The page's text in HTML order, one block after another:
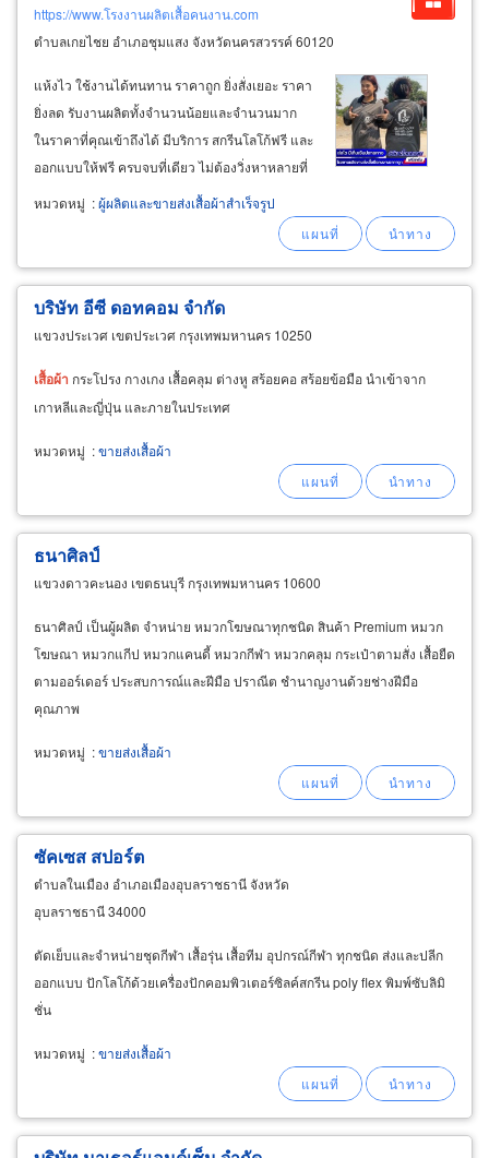
https://www.โรงงานผลิตเสื้อคนงาน.com
ตำบลเกยไชย อำเภอชุมแสง จังหวัดนครสวรรค์ 60120
แห้งไว ใช้งานได้ทนทาน ราคาถูก ยิ่งสั่งเยอะ ราคา
ยิ่งลด รับงานผลิตทั้งจำนวนน้อยและจำนวนมาก
ในราคาที่คุณเข้าถึงได้ มีบริการ สกรีนโลโก้ฟรี และ
ออกแบบให้ฟรี ครบจบที่เดียว ไม่ต้องวิ่งหาหลายที่
พร้อมให้บริการ จัดส่งทั่วประเทศ รวดเร็ว ทันเวลา
งานผลิตเสื้อของเรา มีให้เลือกมากกว่า 20 สี ครบ
หมวดหมู่ :ผู้ผลิตและขายส่งเสื้อผ้าสำเร็จรูป
บริษัท อีซี ดอทคอม จำกัด
แขวงประเวศ เขตประเวศ กรุงเทพมหานคร 10250
เสื้อผ้า กระโปรง กางเกง เสื้อคลุม ต่างหู สร้อยคอ สร้อยข้อมือ นำเข้าจาก
เกาหลีและญี่ปุ่น และภายในประเทศ
หมวดหมู่ :ขายส่งเสื้อผ้า
ธนาศิลป์
แขวงดาวคะนอง เขตธนบุรี กรุงเทพมหานคร 10600
ธนาศิลป์ เป็นผู้ผลิต จำหน่าย หมวกโฆษณาทุกชนิด สินค้า Premium หมวก
โฆษณา หมวกแกีป หมวกแคนดี้ หมวกกีฬา หมวกคลุม กระเป๋าตามสั่ง เสื้อยืด
ตามออร์เดอร์ ประสบการณ์และฝีมือ ปราณีต ชำนาญงานด้วยช่างฝีมือ
คุณภาพ
หมวดหมู่ :ขายส่งเสื้อผ้า
ซัคเซส สปอร์ต
ตำบลในเมือง อำเภอเมืองอุบลราชธานี จังหวัด
อุบลราชธานี 34000
ตัดเย็บและจำหน่ายชุดกีฬา เสื้อรุ่น เสื้อทีม อุปกรณ์กีฬา ทุกชนิด ส่งและปลีก
ออกแบบ ปักโลโก้ด้วยเครื่องปักคอมพิวเตอร์ซิลค์สกรีน poly flex พิมพ์ซับลิมิ
ชั่น
หมวดหมู่ :ขายส่งเสื้อผ้า